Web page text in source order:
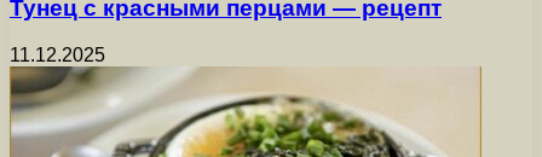
Тунец с красными перцами — рецепт
11.12.2025